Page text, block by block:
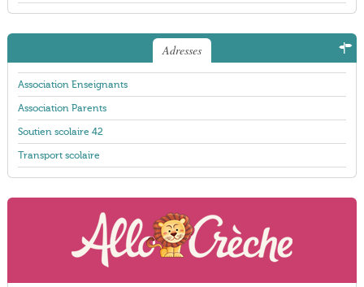
Adresses
Association Enseignants
Association Parents
Soutien scolaire 42
Transport scolaire